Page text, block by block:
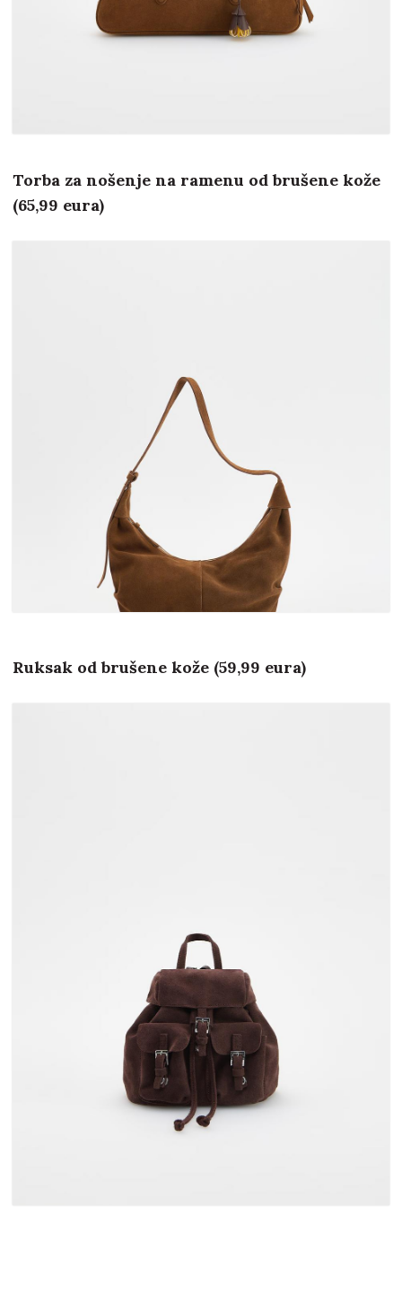
Torba za nošenje na ramenu od brušene kože
(65,99 eura)
Ruksak od brušene kože (59,99 eura)